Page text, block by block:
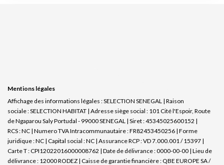
Mentions légales
Affichage des informations légales : SELECTION SENEGAL | Raison
sociale : SELECTION HABITAT | Adresse siège social : 101 Cité l'Espoir, Route
de Ngaparou Saly Portudal - 99000 SENEGAL | Siret : 45345025600152 |
RCS : NC | Numero TVA Intracommunautaire : FR82453450256 | Forme
juridique : NC | Capital social : NC | Assurance RCP : VD 7.000.001 / 15397 |
Carte T : CPI12022016000008762 | Date de délivrance : 0000-00-00 | Lieu de
délivrance : 12000 RODEZ | Caisse de garantie financière : QBE EUROPE SA /